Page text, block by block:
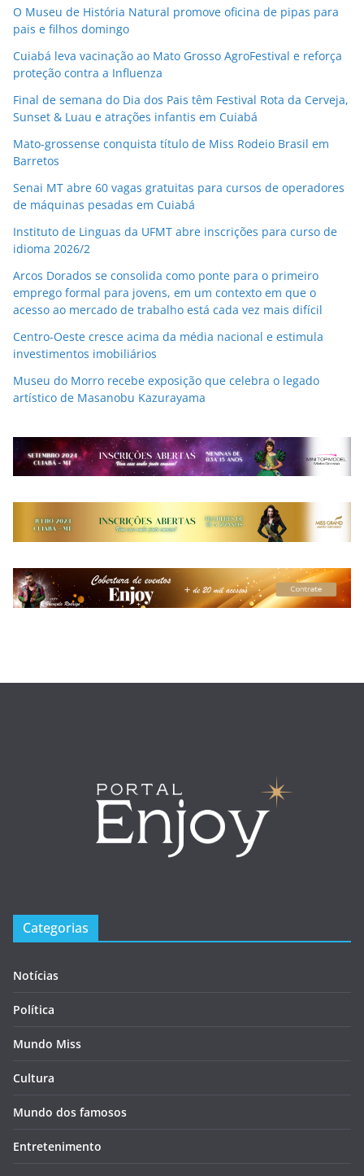
O Museu de História Natural promove oficina de pipas para
pais e filhos domingo
Cuiabá leva vacinação ao Mato Grosso AgroFestival e reforça
proteção contra a Influenza
Final de semana do Dia dos Pais têm Festival Rota da Cerveja,
Sunset & Luau e atrações infantis em Cuiabá
Mato-grossense conquista título de Miss Rodeio Brasil em
Barretos
Senai MT abre 60 vagas gratuitas para cursos de operadores
de máquinas pesadas em Cuiabá
Instituto de Linguas da UFMT abre inscrições para curso de
idioma 2026/2
Arcos Dorados se consolida como ponte para o primeiro
emprego formal para jovens, em um contexto em que o
acesso ao mercado de trabalho está cada vez mais difícil
Centro-Oeste cresce acima da média nacional e estimula
investimentos imobiliários
Museu do Morro recebe exposição que celebra o legado
artístico de Masanobu Kazurayama
Categorias
Notícias
Política
Mundo Miss
Cultura
Mundo dos famosos
Entretenimento